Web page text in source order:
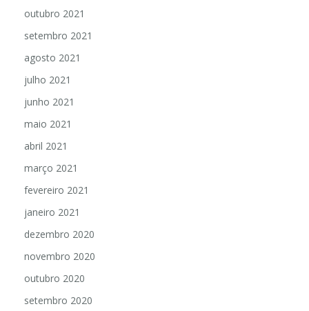
outubro 2021
setembro 2021
agosto 2021
julho 2021
junho 2021
maio 2021
abril 2021
março 2021
fevereiro 2021
janeiro 2021
dezembro 2020
novembro 2020
outubro 2020
setembro 2020